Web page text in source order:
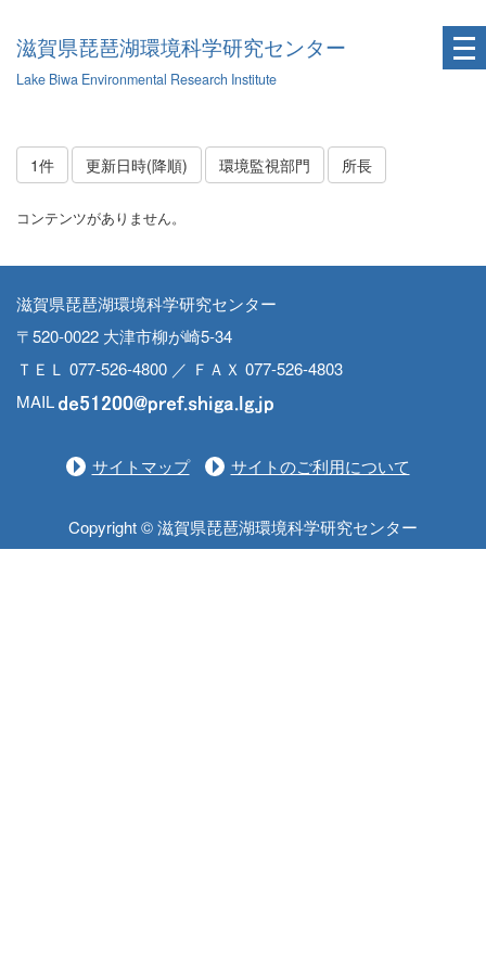
滋賀県琵琶湖環境科学研究センター
Lake Biwa Environmental Research Institute
1件 更新日時(降順) 環境監視部門 所長
コンテンツがありません。
滋賀県琵琶湖環境科学研究センター
〒520-0022 大津市柳が崎5-34
ＴＥＬ 077-526-4800 ／ ＦＡＸ 077-526-4803
MAIL
サイトマップ サイトのご利用について
Copyright © 滋賀県琵琶湖環境科学研究センター